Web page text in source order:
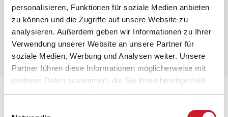
personalisieren, Funktionen für soziale Medien anbieten
zu können und die Zugriffe auf unsere Website zu
analysieren. Außerdem geben wir Informationen zu Ihrer
Verwendung unserer Website an unsere Partner für
soziale Medien, Werbung und Analysen weiter. Unsere
Partner führen diese Informationen möglicherweise mit
weiteren Daten zusammen, die Sie ihnen bereitgestellt
haben oder die sie im Rahmen Ihrer Nutzung der Dienste
Lageplan